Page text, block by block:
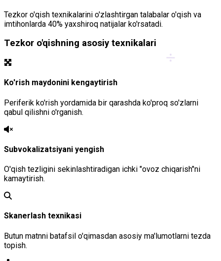
÷
Tezkor o'qish texnikalarini o'zlashtirgan talabalar o'qish va
imtihonlarda 40% yaxshiroq natijalar ko'rsatadi.
Tezkor o'qishning asosiy texnikalari
Ko'rish maydonini kengaytirish
Periferik ko'rish yordamida bir qarashda ko'proq so'zlarni
qabul qilishni o'rganish.
Subvokalizatsiyani yengish
O'qish tezligini sekinlashtiradigan ichki "ovoz chiqarish"ni
kamaytirish.
Skanerlash texnikasi
Butun matnni batafsil o'qimasdan asosiy ma'lumotlarni tezda
topish.